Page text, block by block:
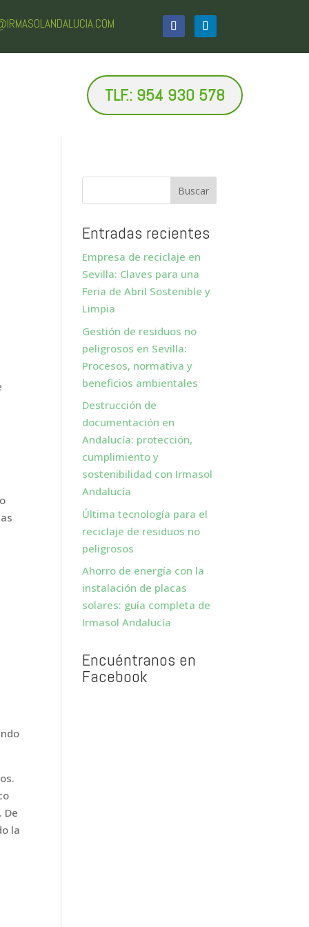
TLF.: 954 930 578
De
la
Entradas recientes
Empresa de reciclaje en
Sevilla: Claves para una
Feria de Abril Sostenible y
Limpia
Gestión de residuos no
peligrosos en Sevilla:
Procesos, normativa y
beneficios ambientales
Destrucción de
documentación en
Andalucía: protección,
cumplimiento y
sostenibilidad con Irmasol
Andalucía
Última tecnología para el
reciclaje de residuos no
peligrosos
Ahorro de energía con la
instalación de placas
solares: guía completa de
Irmasol Andalucía
Encuéntranos en
Facebook